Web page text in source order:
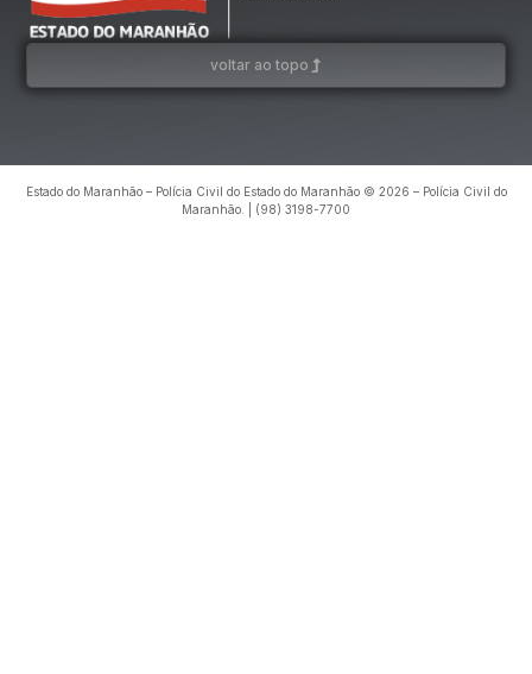
voltar ao topo
Estado do Maranhão – Polícia Civil do Estado do Maranhão © 2026 – Polícia Civil do
Maranhão. | (98) 3198-7700